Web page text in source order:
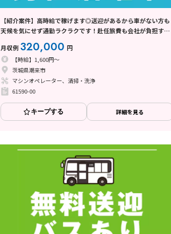
【紹介案件】高時給で稼げます◎送迎があるから車がない方も
天候を気にせず通勤ラクラクです！赴任旅費も会社が負担する
月収例 320,000 円
【時給】1,600円～
茨城県潮来市
マシンオペレーター、清掃・洗浄
61590-00
キープする 詳細を見る